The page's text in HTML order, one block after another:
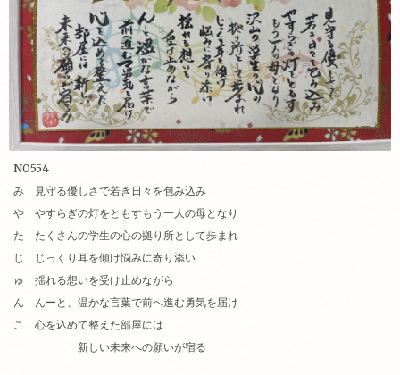
NO554
み 見守る優しさで若き日々を包み込み
や やすらぎの灯をともすもう一人の母となり
た たくさんの学生の心の拠り所として歩まれ
じ じっくり耳を傾け悩みに寄り添い
ゅ 揺れる想いを受け止めながら
ん んーと、温かな言葉で前へ進む勇気を届け
こ 心を込めて整えた部屋には
新しい未来への願いが宿る